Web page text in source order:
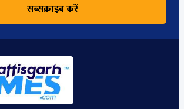
सब्सक्राइब करें